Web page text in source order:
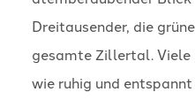
Dreitausender, die
gesamte Zillertal. Viele
wie ruhig und